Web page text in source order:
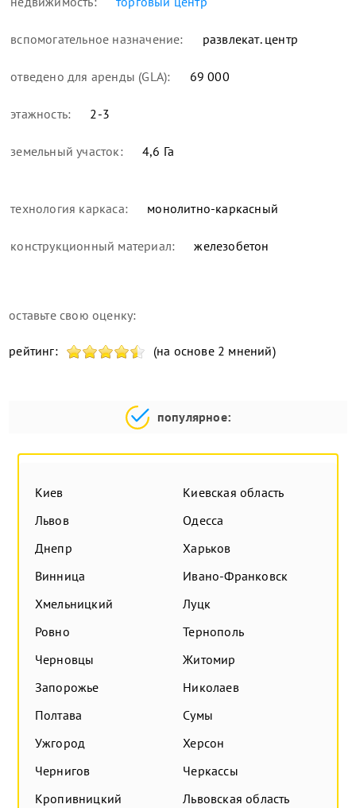
вспомогательное назначение: развлекат. центр
отведено для аренды (GLA): 69 000
этажность: 2-3
земельный участок: 4,6 Га
технология каркаса: монолитно-каркасный
конструкционный материал: железобетон
оставьте свою оценку:
рейтинг: (на основе 2 мнений)
популярное:
Киев
Киевская область
Львов
Одесса
Днепр
Харьков
Винница
Ивано-Франковск
Хмельницкий
Луцк
Ровно
Тернополь
Черновцы
Житомир
Запорожье
Николаев
Полтава
Сумы
Ужгород
Херсон
Чернигов
Черкассы
Кропивницкий
Львовская область